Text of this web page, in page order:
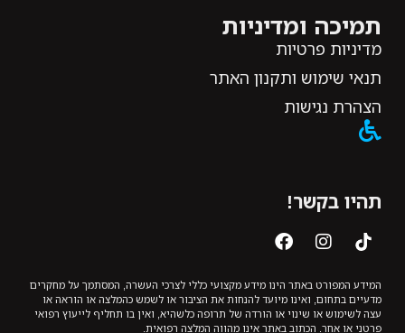
תמיכה ומדיניות
מדיניות פרטיות
תנאי שימוש ותקנון האתר
הצהרת נגישות
תהיו בקשר!
המידע המפורט באתר הינו מידע מקצועי כללי לצרכי העשרה, המסתמך על מחקרים
מדעיים בתחום, ואינו מיועד להנחות את הציבור או לשמש כהמלצה או הוראה או
עצה לשימוש או שינוי או הורדה של תרופה כלשהיא, ואין בו תחליף לייעוץ רפואי
פרטני או אחר. הכתוב באתר אינו מהווה המלצה רפואית.